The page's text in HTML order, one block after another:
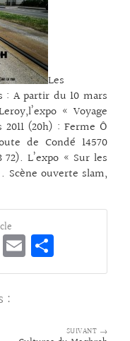
Les
: A partir du 10 mars
« Voyage
(20h) : Ferme Ô
de Condé 14570
L’expo « Sur les
Scène ouverte slam,
M
d
E
m rt
:
SUIVANT →